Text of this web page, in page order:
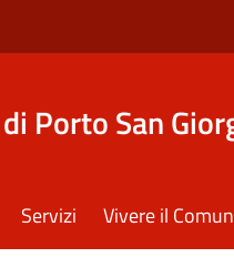
Porto San
Servizi Vivere il